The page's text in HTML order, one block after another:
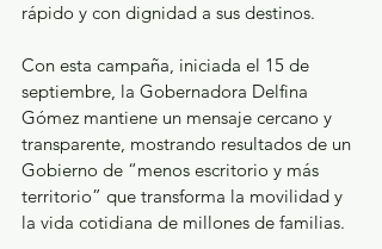
rápido y con dignidad a sus destinos.
Con esta campaña, iniciada el 15 de
septiembre, la Gobernadora Delfina
Gómez mantiene un mensaje cercano y
transparente, mostrando resultados de un
Gobierno de “menos escritorio y más
territorio” que transforma la movilidad y
la vida cotidiana de millones de familias.